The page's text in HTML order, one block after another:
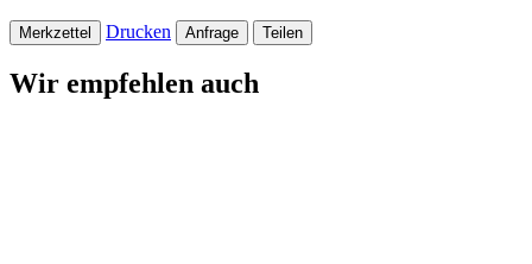
Merkzettel Drucken Anfrage Teilen
Wir empfehlen auch